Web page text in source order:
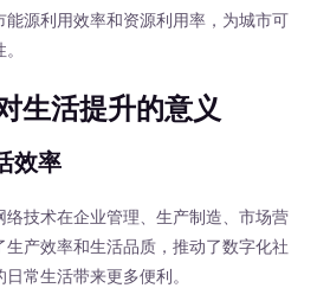
源利用效率和资源利用率，为城市可
生活提升的意义
效率
络技术在企业管理、生产制造、市场营
产效率和生活品质，推动了数字化社
常生活带来更多便利。